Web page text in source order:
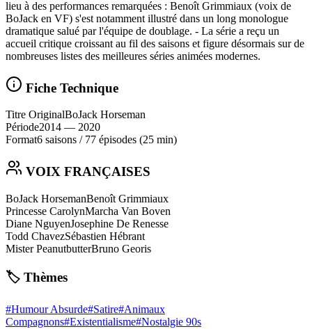
lieu à des performances remarquées : Benoît Grimmiaux (voix de
BoJack en VF) s'est notamment illustré dans un long monologue
dramatique salué par l'équipe de doublage. - La série a reçu un
accueil critique croissant au fil des saisons et figure désormais sur de
nombreuses listes des meilleures séries animées modernes.
Fiche Technique
Titre OriginalBoJack Horseman
Période2014 — 2020
Format6 saisons / 77 épisodes (25 min)
VOIX FRANÇAISES
BoJack HorsemanBenoît Grimmiaux
Princesse CarolynMarcha Van Boven
Diane NguyenJosephine De Renesse
Todd ChavezSébastien Hébrant
Mister PeanutbutterBruno Georis
🏷️ Thèmes
#Humour Absurde#Satire#Animaux
Compagnons#Existentialisme#Nostalgie 90s